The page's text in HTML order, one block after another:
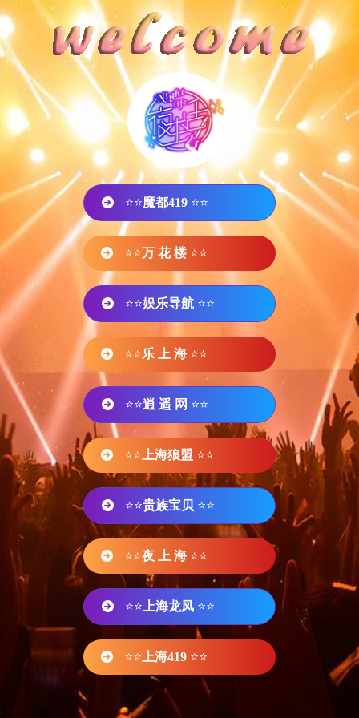
⭐⭐魔都419 ⭐⭐
⭐⭐万 花 楼 ⭐⭐
⭐⭐娱乐导航 ⭐⭐
⭐⭐乐 上 海 ⭐⭐
⭐⭐逍 遥 网 ⭐⭐
⭐⭐ 上海狼盟 ⭐⭐
⭐⭐贵族宝贝 ⭐⭐
⭐⭐夜 上 海 ⭐⭐
⭐⭐ 上海龙凤 ⭐⭐
⭐⭐ 上海419 ⭐⭐